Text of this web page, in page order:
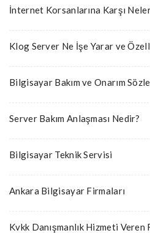
İnternet Korsanlarına Karşı Neler
Klog Server Ne İşe Yarar ve
Bilgisayar Bakım ve Onarım
Server Bakım Anlaşması Nedir?
Bilgisayar Teknik Servisi
Ankara Bilgisayar Firmaları
Kvkk Danışmanlık Hizmeti Veren